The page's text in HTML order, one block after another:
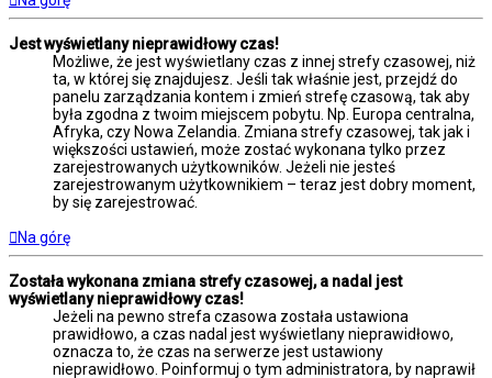
Jest wyświetlany nieprawidłowy czas!
Możliwe, że jest wyświetlany czas z innej strefy czasowej, niż
ta, w której się znajdujesz. Jeśli tak właśnie jest, przejdź do
panelu zarządzania kontem i zmień strefę czasową, tak aby
była zgodna z twoim miejscem pobytu. Np. Europa centralna,
Afryka, czy Nowa Zelandia. Zmiana strefy czasowej, tak jak i
większości ustawień, może zostać wykonana tylko przez
zarejestrowanych użytkowników. Jeżeli nie jesteś
zarejestrowanym użytkownikiem – teraz jest dobry moment,
by się zarejestrować.
Na górę
Została wykonana zmiana strefy czasowej, a nadal jest
wyświetlany nieprawidłowy czas!
Jeżeli na pewno strefa czasowa została ustawiona
prawidłowo, a czas nadal jest wyświetlany nieprawidłowo,
oznacza to, że czas na serwerze jest ustawiony
nieprawidłowo. Poinformuj o tym administratora, by naprawił